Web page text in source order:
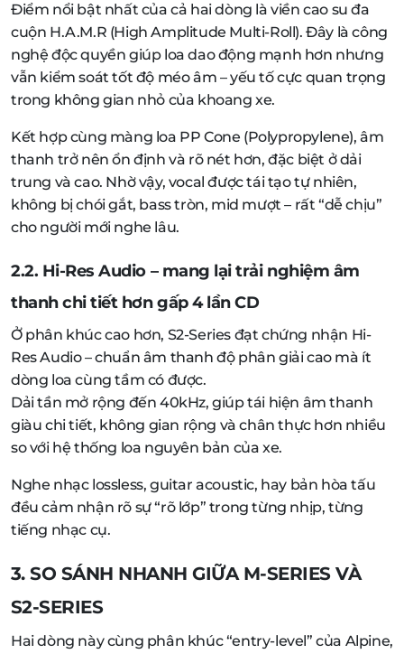
Điểm nổi bật nhất của cả hai dòng là viền cao su đa
cuộn H.A.M.R (High Amplitude Multi-Roll). Đây là công
nghệ độc quyền giúp loa dao động mạnh hơn nhưng
vẫn kiểm soát tốt độ méo âm – yếu tố cực quan trọng
trong không gian nhỏ của khoang xe.
Kết hợp cùng màng loa PP Cone (Polypropylene), âm
thanh trở nên ổn định và rõ nét hơn, đặc biệt ở dải
trung và cao. Nhờ vậy, vocal được tái tạo tự nhiên,
không bị chói gắt, bass tròn, mid mượt – rất “dễ chịu”
cho người mới nghe lâu.
2.2. Hi-Res Audio – mang lại trải nghiệm âm
thanh chi tiết hơn gấp 4 lần CD
Ở phân khúc cao hơn, S2-Series đạt chứng nhận Hi-
Res Audio – chuẩn âm thanh độ phân giải cao mà ít
dòng loa cùng tầm có được.
Dải tần mở rộng đến 40kHz, giúp tái hiện âm thanh
giàu chi tiết, không gian rộng và chân thực hơn nhiều
so với hệ thống loa nguyên bản của xe.
Nghe nhạc lossless, guitar acoustic, hay bản hòa tấu
đều cảm nhận rõ sự “rõ lớp” trong từng nhịp, từng
tiếng nhạc cụ.
3. SO SÁNH NHANH GIỮA M-SERIES VÀ
S2-SERIES
Hai dòng này cùng phân khúc “entry-level” của Alpine,